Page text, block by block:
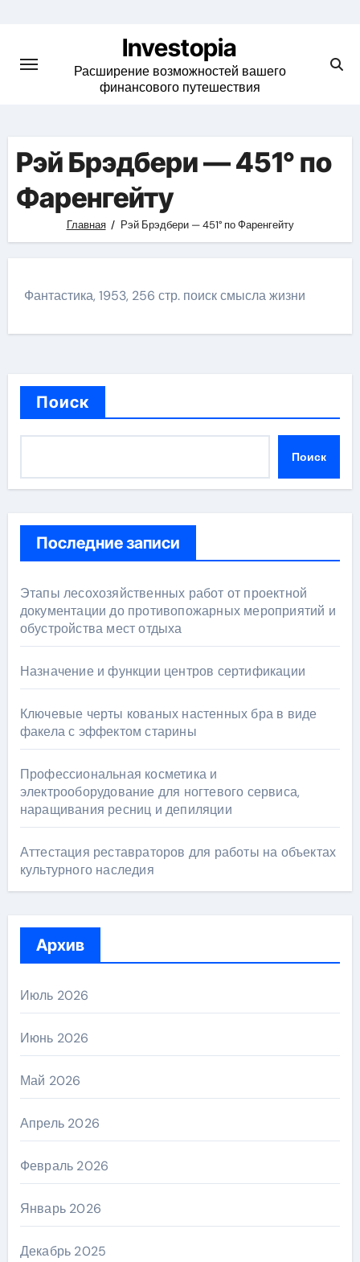
content
Investopia
Расширение возможностей вашего
финансового путешествия
Рэй Брэдбери — 451° по
Фаренгейту
Главная Рэй Брэдбери — 451° по Фаренгейту
Фантастика, 1953, 256 стр. поиск смысла жизни
Поиск
Поиск
Последние записи
Этапы лесохозяйственных работ от проектной
документации до противопожарных мероприятий и
обустройства мест отдыха
Назначение и функции центров сертификации
Ключевые черты кованых настенных бра в виде
факела с эффектом старины
Профессиональная косметика и
электрооборудование для ногтевого сервиса,
наращивания ресниц и депиляции
Аттестация реставраторов для работы на объектах
культурного наследия
Архив
Июль 2026
Июнь 2026
Май 2026
Апрель 2026
Февраль 2026
Январь 2026
Декабрь 2025